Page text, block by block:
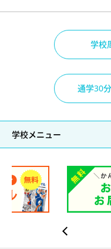
学校
通学30
学校メニュー